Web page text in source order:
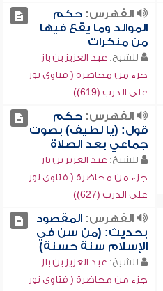
الفهرس:حكم
الموالد وما يقع فيها
من منكرات
للشيخ: عبد العزيز بن باز
جزء من محاضرة ( فتاوى نور
على الدرب (619))
الفهرس:حكم
قول: (يا لطيف) بصوت
جماعي بعد الصلاة
للشيخ: عبد العزيز بن باز
جزء من محاضرة ( فتاوى نور
على الدرب (627))
الفهرس:المقصود
بحديث: (من سن في
الإسلام سنة حسنة)
للشيخ: عبد العزيز بن باز
جزء من محاضرة ( فتاوى نور